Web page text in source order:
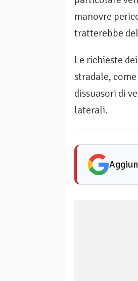
manovre
tratterebbe
Le richieste
stradale,
dissuasori di
laterali.